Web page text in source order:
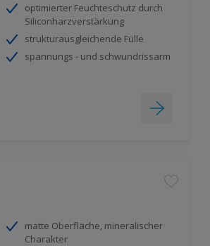
optimierter Feuchteschutz durch
Siliconharzverstärkung
strukturausgleichende Fülle
spannungs - und schwundrissarm
matte Oberfläche, mineralischer
Charakter